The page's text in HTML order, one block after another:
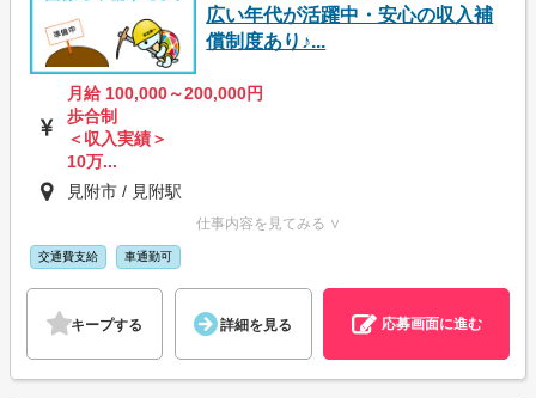
広い年代が活躍中・安心の収入補
償制度あり♪...
月給 100,000～200,000円
歩合制
＜収入実績＞
10万...
見附市 / 見附駅
仕事内容を見てみる ∨
交通費支給 車通勤可
キープする 詳細を見る 応募画面に進む